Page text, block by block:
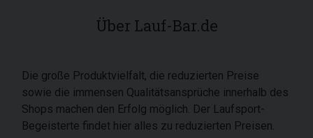
Über Lauf-Bar.de
Die große Produktvielfalt, die reduzierten Preise
sowie die immensen Qualitätsansprüche innerhalb des
Shops machen den Erfolg möglich. Der Laufsport-
Begeisterte findet hier alles zu reduzierten Preisen.